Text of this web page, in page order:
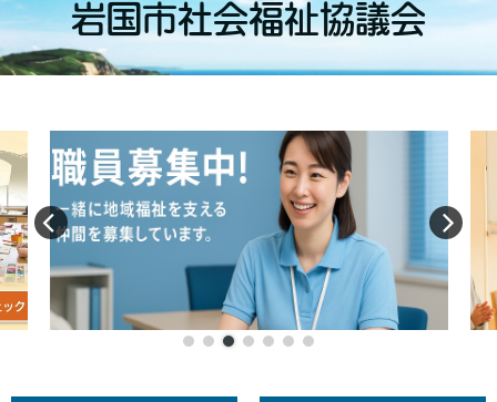
岩国市社会福祉協議会